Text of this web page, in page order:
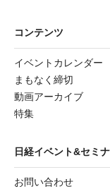
コンテンツ
イベントカレンダー
まもなく締切
動画アーカイブ
特集
日経イベント&セミ
お問い合わせ